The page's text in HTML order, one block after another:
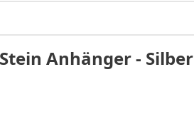
Anhänger - Silber